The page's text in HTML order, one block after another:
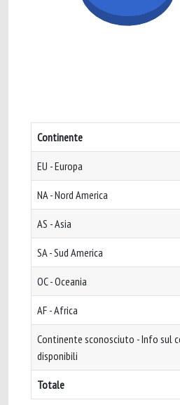
Continente
EU - Europa
NA - Nord America
AS - Asia
SA - Sud America
OC - Oceania
AF - Africa
Continente sconosciuto - Info sul
disponibili
Totale